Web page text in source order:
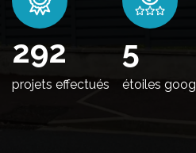
346
projets effectués
5
étoiles